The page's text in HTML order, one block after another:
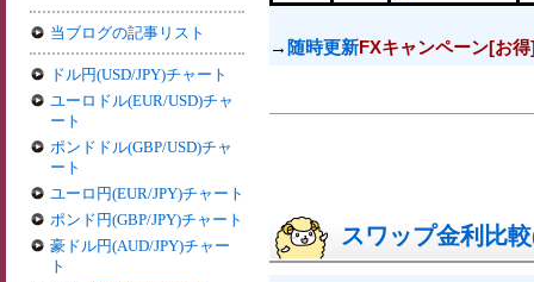
当ブログの記事リスト
ドル円(USD/JPY)チャート
ユーロドル(EUR/USD)チャ
ート
ポンドドル(GBP/USD)チャ
ート
ユーロ円(EUR/JPY)チャート
ポンド円(GBP/JPY)チャート
豪ドル円(AUD/JPY)チャー
ト
→ 随時更新FXキャンペーン[お
スワップ金利比